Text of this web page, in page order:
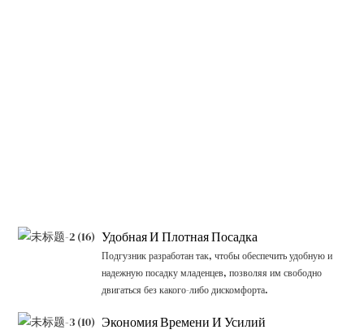
Удобная И Плотная Посадка
Подгузник разработан так, чтобы обеспечить удобную и
надежную посадку младенцев, позволяя им свободно
двигаться без какого-либо дискомфорта.
Экономия Времени И Усилий